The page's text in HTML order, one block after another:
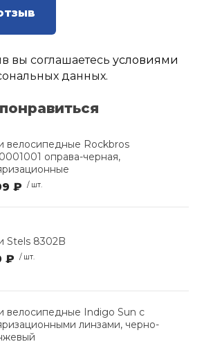
вы соглашаетесьусловиями
данных.
велосипедные Rockbros
оправа-черная,
₽ / шт.
Stels 8302B
₽ / шт.
велосипедные Indigo Sun с
линзами, черно-